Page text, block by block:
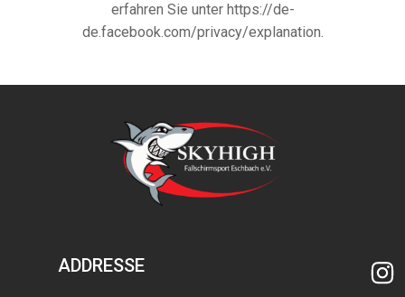
erfahren Sie unter https://de-
de.facebook.com/privacy/explanation.
ADDRESSE